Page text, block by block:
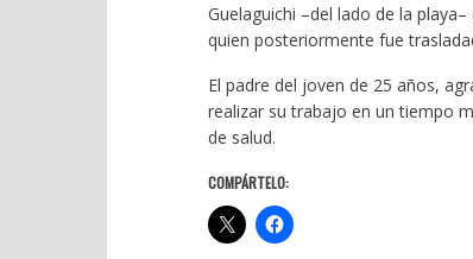
Guelaguichi –del lado de la
quien posteriormente fue
El padre del joven de 25 años,
realizar su trabajo en un tiempo
de salud.
COMPÁRTELO: